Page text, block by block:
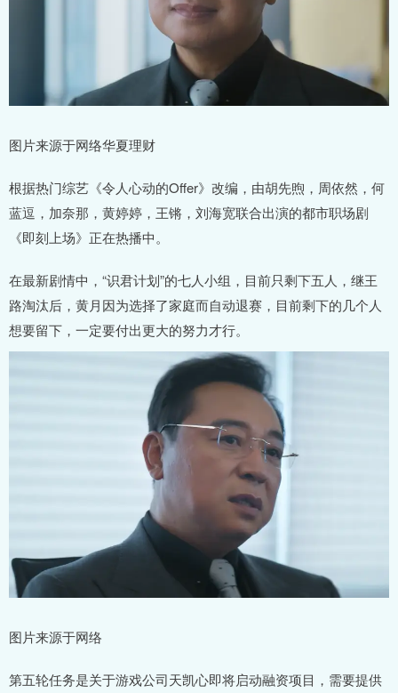
图片来源于网络华夏理财
根据热门综艺《令人心动的Offer》改编，由胡先煦，周依然，何
蓝逗，加奈那，黄婷婷，王锵，刘海宽联合出演的都市职场剧
《即刻上场》正在热播中。
在最新剧情中，“识君计划”的七人小组，目前只剩下五人，继王
路淘汰后，黄月因为选择了家庭而自动退赛，目前剩下的几个人
想要留下，一定要付出更大的努力才行。
图片来源于网络
第五轮任务是关于游戏公司天凯心即将启动融资项目，需要提供